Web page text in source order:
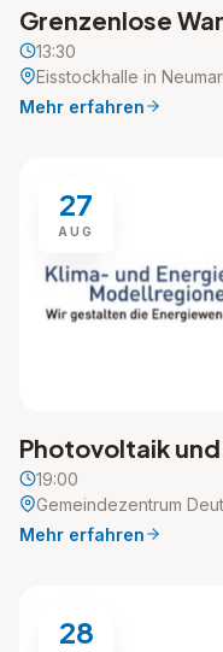
Grenzenlose
13:30
Eisstockhalle in
Mehr erfahren
27
AUG
Photovoltaik
19:00
Gemeindezentrum
Mehr erfahren
28